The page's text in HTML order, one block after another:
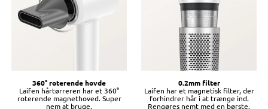
360° roterende hovde
Laifen hårtørreren har et 360°
roterende magnethoved. Super
nem at bruge.
0.2mm filter
Laifen har et magnetisk filter, der
forhindrer hår i at trænge ind.
Rengøres nemt med en børste.